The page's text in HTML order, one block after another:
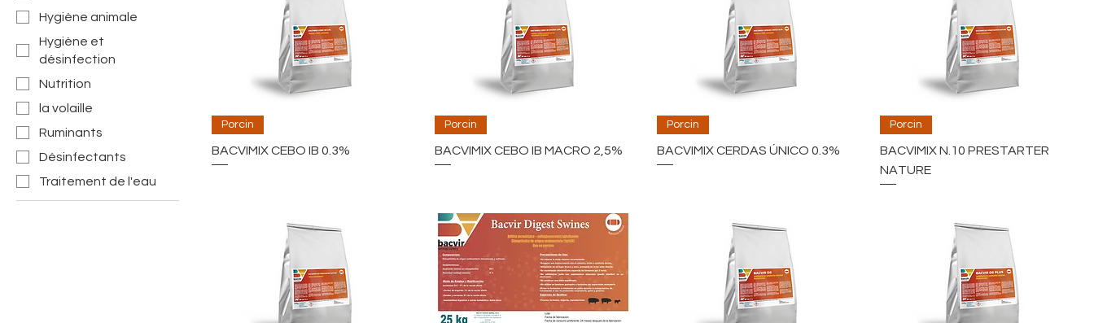
Hygiène animale
Hygiène et
désinfection
Nutrition
la volaille
Ruminants
Désinfectants
Traitement de l'eau
Porcin
BACVIMIX CEBO IB 0.3%
Porcin
BACVIMIX CEBO IB MACRO 2,5%
Porcin
BACVIMIX CERDAS ÚNICO 0.3%
Porcin
BACVIMIX N.10 PRESTARTER
NATURE